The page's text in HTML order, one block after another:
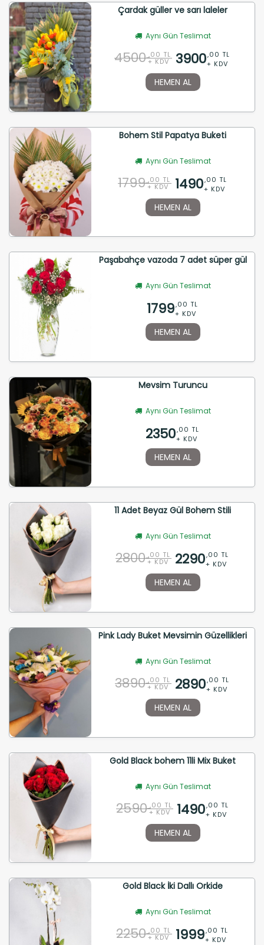
Çardak güller ve sarı laleler
Aynı Gün Teslimat
4500 ,00 TL
+ KDV 3900,00 TL
+ KDV
HEMEN AL
Bohem Stil Papatya Buketi
Aynı Gün Teslimat
1799 ,00 TL
+ KDV 1490,00 TL
+ KDV
HEMEN AL
Paşabahçe vazoda 7 adet süper gül
Aynı Gün Teslimat
1799,00 TL
+ KDV
HEMEN AL
Mevsim Turuncu
Aynı Gün Teslimat
2350,00 TL
+ KDV
HEMEN AL
11 Adet Beyaz Gül Bohem Stili
Aynı Gün Teslimat
2800 ,00 TL
+ KDV 2290,00 TL
+ KDV
HEMEN AL
Pink Lady Buket Mevsimin Güzellikleri
Aynı Gün Teslimat
3890 ,00 TL
+ KDV 2890,00 TL
+ KDV
HEMEN AL
Gold Black bohem 11li Mix Buket
Aynı Gün Teslimat
2590 ,00 TL
+ KDV 1490,00 TL
+ KDV
HEMEN AL
Gold Black İki Dallı Orkide
Aynı Gün Teslimat
2250 ,00 TL
+ KDV 1999,00 TL
+ KDV